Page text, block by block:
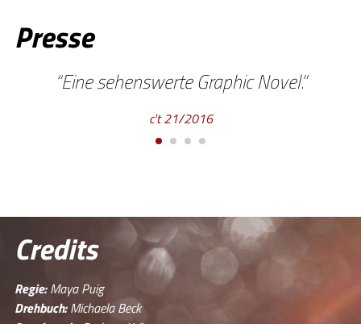
Presse
Eine sehenswerte Graphic Novel.
c't 21/2016
Credits
Regie:Maya Puig
Drehbuch:Michaela Beck